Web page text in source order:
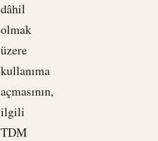
dâhil
olmak
üzere
kullanıma
açmasının,
ilgili
TDM